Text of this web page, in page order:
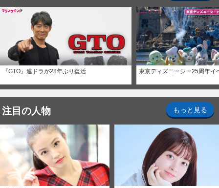
『GTO』連ドラが28年ぶり復活 東京ディズニーシー25周年イ
注目の人物 もっと見る